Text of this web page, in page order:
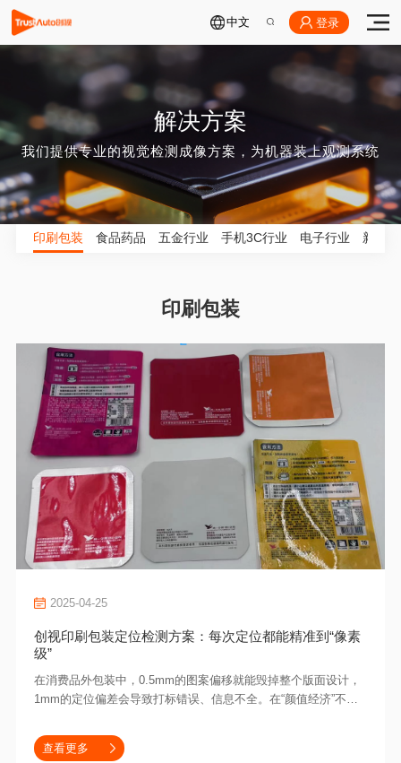
中文 登录
解决方案
我们提供专业的视觉检测成像方案，为机器装上观测系统
印刷包装 食品药品 五金行业 手机3C行业 电子行业 新能
印刷包装
查看更多
2025-04-25
创视印刷包装定位检测方案：每次定位都能精准到“像素
级”
在消费品外包装中，0.5mm的图案偏移就能毁掉整个版面设计，
1mm的定位偏差会导致打标错误、信息不全。在“颜值经济”不断
的重要因素。创视自动化推出的《印刷包装定位检测方案》，实
现“像素级”定位精度，让每个包装打标出厂零缺陷。
查看更多
查看更多